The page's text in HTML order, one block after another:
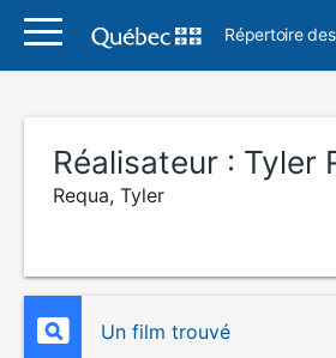
Répertoire
Réalisateur : Tyler
Requa, Tyler
Un film trouvé